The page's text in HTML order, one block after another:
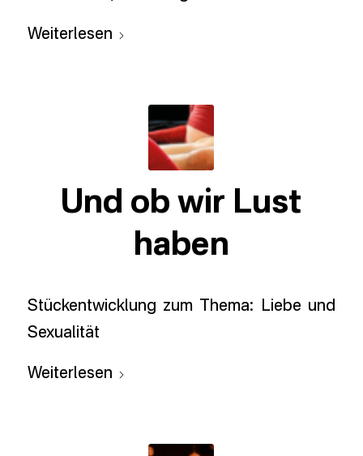
Weiterlesen
Und ob wir Lust
haben
Stückentwicklung zum Thema: Liebe und
Sexualität
Weiterlesen